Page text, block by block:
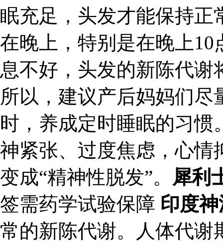
眠充足，头发才能保持正
在晚上，特别是在晚上
息不好，头发的新陈代
所以，建议产后妈妈们
时，养成定时睡眠的习
神紧张、过度焦虑，心情
变成“精神性脱发”。 犀利
签需药学试验保障 印度
常的新陈代谢。人体代谢